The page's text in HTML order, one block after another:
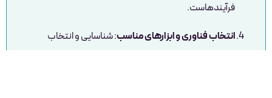
فرآیندهاست.
انتخاب فناوری و ابزارهای مناسب: شناسایی و انتخاب